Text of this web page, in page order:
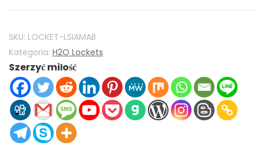
Mako
H2O
Locket
925
Srebro
z
Light
Siam
AB
SKU: LOCKET-LSIAMAB
Kategoria: H2O Lockets
Szerzyć miłość